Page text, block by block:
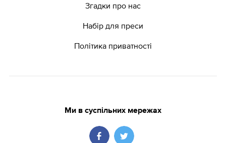
Згадки про нас
Набір для преси
Політика приватності
Ми в суспільних мережах